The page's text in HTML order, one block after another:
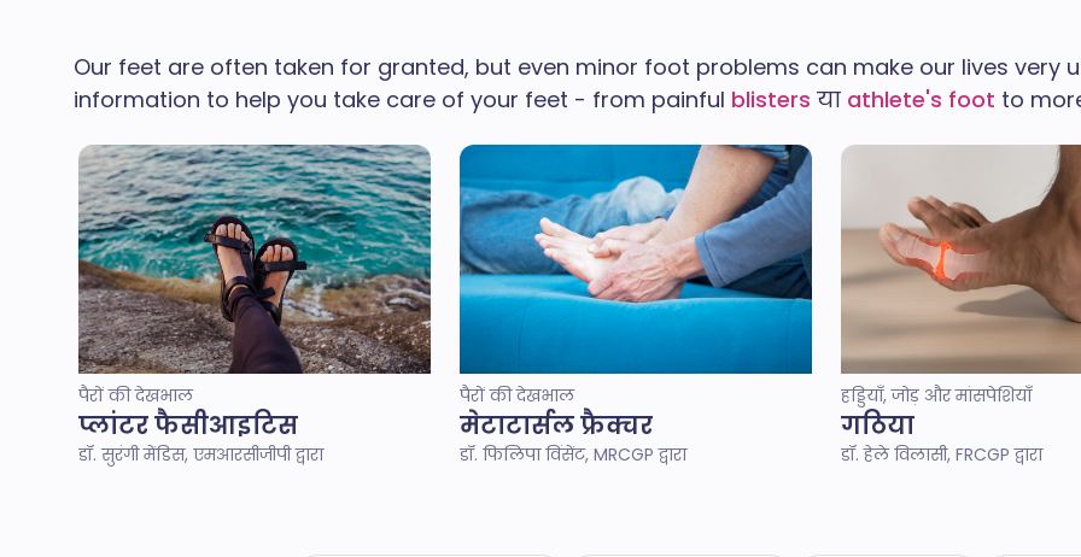
Our feet are often taken for granted, but even minor foot problems can make our lives very
information to help you take care of your feet - from painful blisters या athlete's foot to
पैरों की देखभाल
प्लांटर फैसीआइटिस
डॉ. सुरंगी मेंडिस, एमआरसीजीपी द्वारा
पैरों की देखभाल
मेटाटार्सल फ्रैक्चर
डॉ. फिलिपा विंसेंट, MRCGP द्वारा
हड्डियाँ, जोड़ और मांसपेशियाँ
गठिया
डॉ. हेले विलासी, FRCGP द्वारा